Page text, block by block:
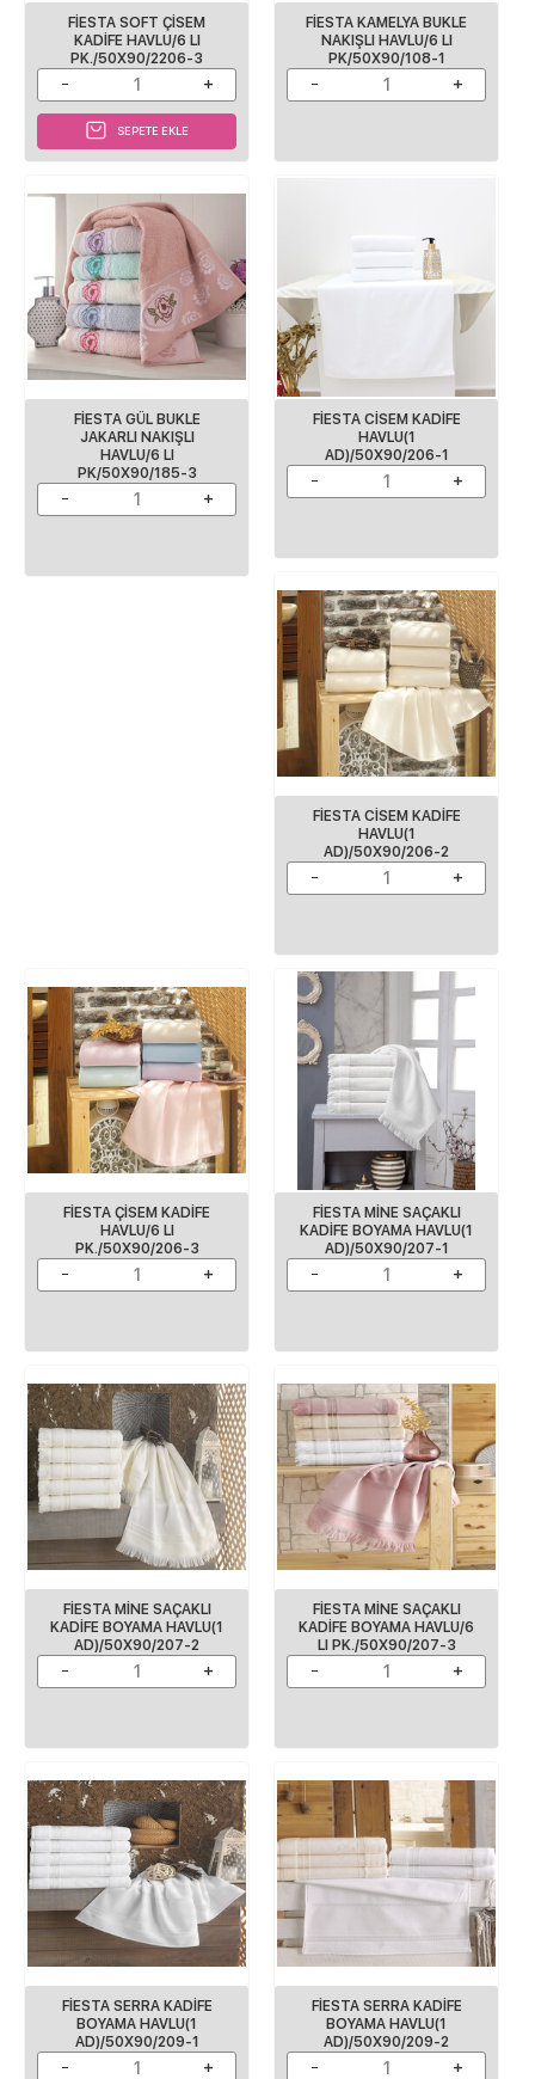
FİESTA SOFT ÇİSEM
KADİFE HAVLU/6 LI
PK./50X90/2206-3
SEPETE EKLE
FİESTA KAMELYA BUKLE
NAKIŞLI HAVLU/6 LI
PK/50X90/108-1
FİESTA GÜL BUKLE
JAKARLI NAKIŞLI
HAVLU/6 LI
PK/50X90/185-3
FİESTA CİSEM KADİFE
HAVLU(1
AD)/50X90/206-1
FİESTA CİSEM KADİFE
HAVLU(1
AD)/50X90/206-2
FİESTA ÇİSEM KADİFE
HAVLU/6 LI
PK./50X90/206-3
FİESTA MİNE SAÇAKLI
KADİFE BOYAMA HAVLU(1
AD)/50X90/207-1
FİESTA MİNE SAÇAKLI
KADİFE BOYAMA HAVLU(1
AD)/50X90/207-2
FİESTA MİNE SAÇAKLI
KADİFE BOYAMA HAVLU/6
LI PK./50X90/207-3
FİESTA SERRA KADİFE
BOYAMA HAVLU(1
AD)/50X90/209-1
FİESTA SERRA KADİFE
BOYAMA HAVLU(1
AD)/50X90/209-2